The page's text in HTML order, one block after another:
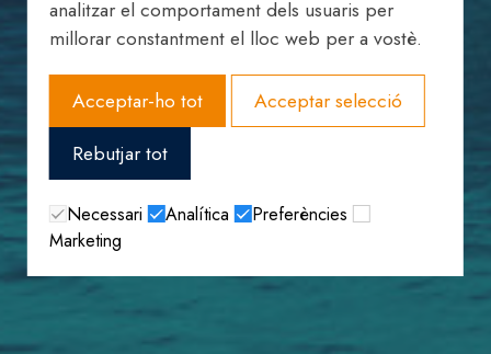
analitzar el comportament dels usuaris per
millorar constantment el lloc web per a vostè.
Acceptar-ho tot
Acceptar selecció
Rebutjar tot
Necessari Analítica
Preferències
Marketing